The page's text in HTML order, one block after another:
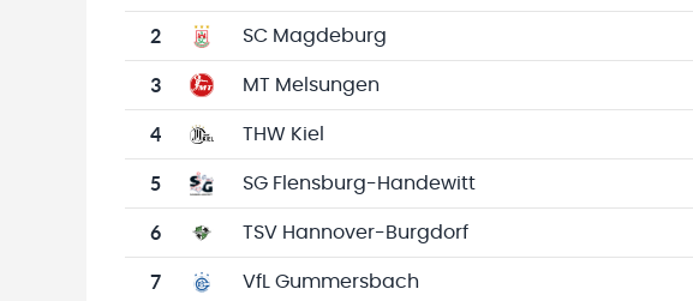
2 SC Magdeburg
3 MT Melsungen
4 THW Kiel
5 SG Flensburg-Handewitt
6 TSV Hannover-Burgdorf
7 VfL Gummersbach